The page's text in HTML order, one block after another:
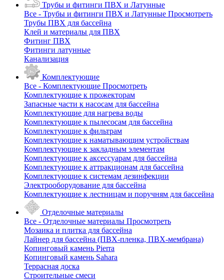
Трубы и фитинги ПВХ и Латунные
Все - Трубы и фитинги ПВХ и Латунные Просмотреть
Трубы ПВХ для бассейна
Клей и материалы для ПВХ
Фитинг ПВХ
Фитинги латунные
Канализация
Комплектующие
Все - Комплектующие Просмотреть
Комплектующие к прожекторам
Запасные части к насосам для бассейна
Комплектующие для нагрева воды
Комплектующие к пылесосам для бассейна
Комплектующие к фильтрам
Комплектующие к наматывающим устройствам
Комплектующие к закладным элементам
Комплектующие к аксессуарам для бассейна
Комплектующие к аттракционам для бассейна
Комплектующие к системам дезинфекции
Электрооборудование для бассейна
Комплектующие к лестницам и поручням для бассейна
Отделочные материалы
Все - Отделочные материалы Просмотреть
Мозаика и плитка для бассейна
Лайнер для бассейна (ПВХ-пленка, ПВХ-мембрана)
Копинговый камень Pierra
Копинговый камень Sahara
Террасная доска
Строительные смеси